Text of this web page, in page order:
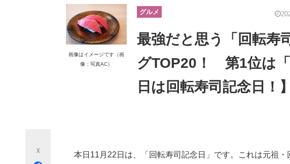
ビジネスと働き方のヒント
ITエンジニア向け専門サイト
ちょっと気になるネットの話題
画像はイメージです（画
像：写真AC）
グルメ
最強だと思う「回転寿
グTOP20！ 第1位は
日は回転寿司記念日！】
X
本日11月22日は、「回転寿司記念日」です。これは元祖・